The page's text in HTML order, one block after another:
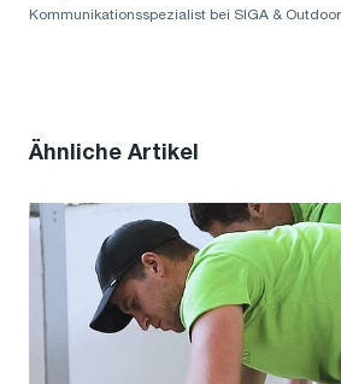
Kommunikationsspezialist bei SIGA &
Ähnliche Artikel